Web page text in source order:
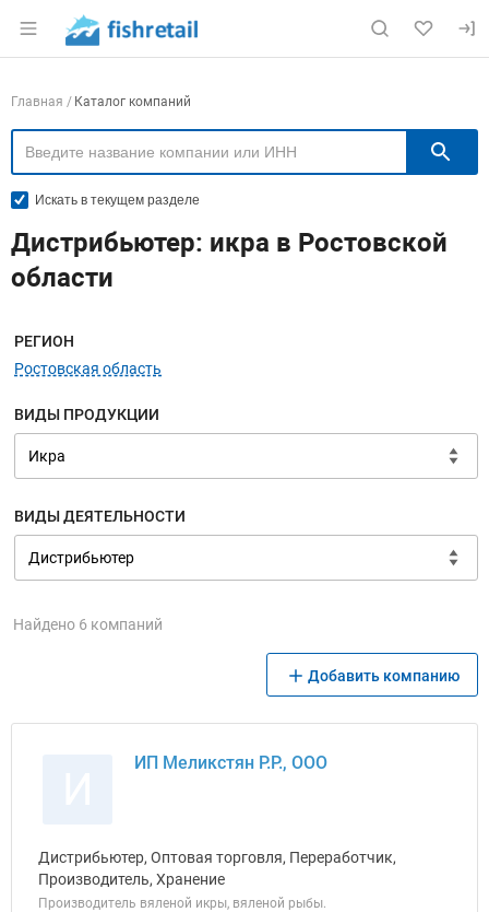
Раздел навигации по сайту fishretail.ru
Навигация по компаниям
Главная Каталог компаний
Искать в текущем разделе
Дистрибьютер: икра в Ростовской
области
Меню навигации
РЕГИОН
Ростовская область
ВИДЫ ПРОДУКЦИИ
ВИДЫ ДЕЯТЕЛЬНОСТИ
Найдено 6 компаний
Добавить компанию
ИП Меликстян Р.Р., ООО
Дистрибьютер, Оптовая торговля, Переработчик,
Производитель, Хранение
Производитель вяленой икры, вяленой рыбы.